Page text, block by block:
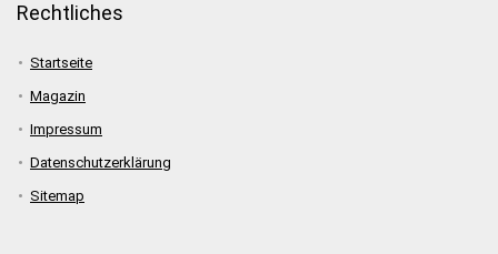
Rechtliches
Startseite
Magazin
Impressum
Datenschutzerklärung
Sitemap